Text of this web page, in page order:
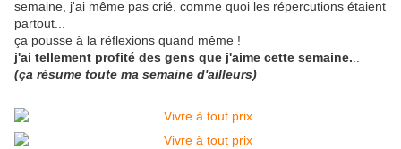
semaine, j'ai même pas crié, comme quoi les répercutions étaient
partout...
ça pousse à la réflexions quand même !
j'ai tellement profité des gens que j'aime cette semaine.
(ça résume toute ma semaine d'ailleurs)